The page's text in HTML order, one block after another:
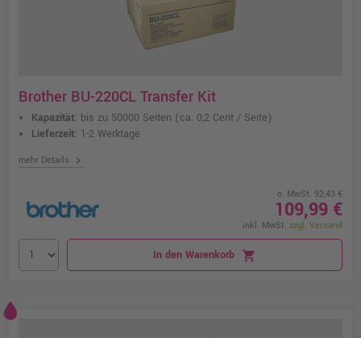
Brother BU-220CL Transfer Kit
Kapazität: bis zu 50000 Seiten (ca. 0,2 Cent / Seite)
Lieferzeit: 1-2 Werktage
mehr Details chevron_right
o. MwSt. 92,43 €
109,99 €
inkl. MwSt. zzgl. Versand
In den Warenkorb shopping_cart